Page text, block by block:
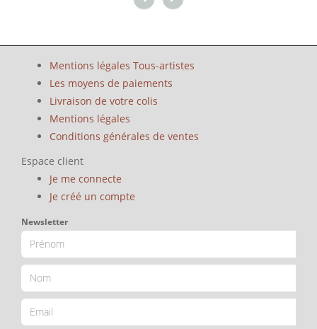
Mentions légales Tous-artistes
Les moyens de paiements
Livraison de votre colis
Mentions légales
Conditions générales de ventes
Espace client
Je me connecte
Je créé un compte
Newsletter